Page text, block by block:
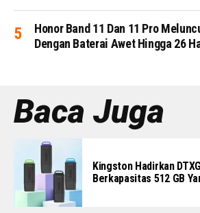
Honor Band 11 Dan 11 Pro
Dengan Baterai Awet Hingga 26
Baca Juga
Kingston Hadirkan
Berkapasitas 512 GB